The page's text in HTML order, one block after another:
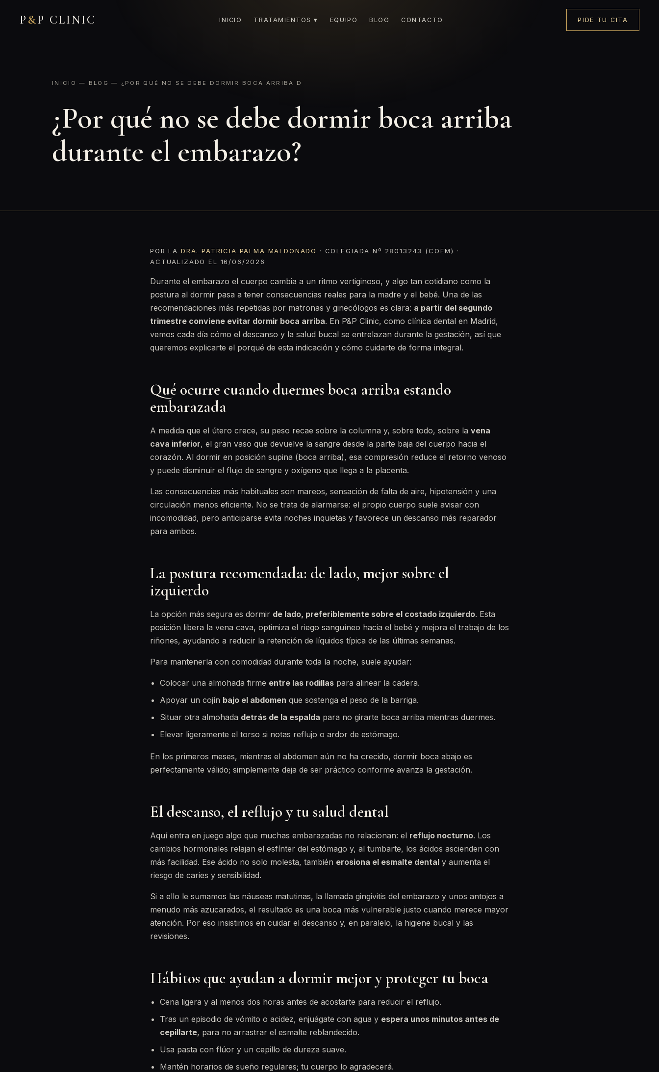
P &P CLINIC INICIO TRATAMIENTOS ▾ EQUIPO BLOG CONTACTO PIDE TU CITA
INICIO — BLOG — ¿POR QUÉ NO SE DEBE DORMIR BOCA ARRIBA D
¿Por qué no se debe dormir boca arriba
durante el embarazo?
POR LA DRA. PATRICIA PALMA MALDONADO
· COLEGIADA Nº 28013243 (COEM) ·
ACTUALIZADO EL 16/06/2026
Durante el embarazo el cuerpo cambia a un ritmo vertiginoso, y algo tan cotidiano como la
postura al dormir pasa a tener consecuencias reales para la madre y el bebé. Una de las
recomendaciones más repetidas por matronas y ginecólogos es clara: a partir del segundo
trimestre conviene evitar dormir boca arriba. En P&P Clinic, como clínica dental en Madrid,
vemos cada día cómo el descanso y la salud bucal se entrelazan durante la gestación, así que
queremos explicarte el porqué de esta indicación y cómo cuidarte de forma integral.
Qué ocurre cuando duermes boca arriba estando
embarazada
A medida que el útero crece, su peso recae sobre la columna y, sobre todo, sobre la vena
cava inferior, el gran vaso que devuelve la sangre desde la parte baja del cuerpo hacia el
corazón. Al dormir en posición supina (boca arriba), esa compresión reduce el retorno venoso
y puede disminuir el flujo de sangre y oxígeno que llega a la placenta.
Las consecuencias más habituales son mareos, sensación de falta de aire, hipotensión y una
circulación menos eficiente. No se trata de alarmarse: el propio cuerpo suele avisar con
incomodidad, pero anticiparse evita noches inquietas y favorece un descanso más reparador
para ambos.
La postura recomendada: de lado, mejor sobre el
izquierdo
La opción más segura es dormir de lado, preferiblemente sobre el costado izquierdo. Esta
posición libera la vena cava, optimiza el riego sanguíneo hacia el bebé y mejora el trabajo de los
riñones, ayudando a reducir la retención de líquidos típica de las últimas semanas.
Para mantenerla con comodidad durante toda la noche, suele ayudar:
Colocar una almohada firme entre las rodillas para alinear la cadera.
Apoyar un cojín bajo el abdomen que sostenga el peso de la barriga.
Situar otra almohada detrás de la espalda para no girarte boca arriba mientras duermes.
Elevar ligeramente el torso si notas reflujo o ardor de estómago.
En los primeros meses, mientras el abdomen aún no ha crecido, dormir boca abajo es
perfectamente válido; simplemente deja de ser práctico conforme avanza la gestación.
El descanso, el reflujo y tu salud dental
Aquí entra en juego algo que muchas embarazadas no relacionan: el reflujo nocturno. Los
cambios hormonales relajan el esfínter del estómago y, al tumbarte, los ácidos ascienden con
más facilidad. Ese ácido no solo molesta, también erosiona el esmalte dental y aumenta el
riesgo de caries y sensibilidad.
Si a ello le sumamos las náuseas matutinas, la llamada gingivitis del embarazo y unos antojos a
menudo más azucarados, el resultado es una boca más vulnerable justo cuando merece mayor
atención. Por eso insistimos en cuidar el descanso y, en paralelo, la higiene bucal y las
revisiones.
Hábitos que ayudan a dormir mejor y proteger tu boca
Cena ligera y al menos dos horas antes de acostarte para reducir el reflujo.
Tras un episodio de vómito o acidez, enjuágate con agua y espera unos minutos antes de
cepillarte, para no arrastrar el esmalte reblandecido.
Usa pasta con flúor y un cepillo de dureza suave.
Mantén horarios de sueño regulares; tu cuerpo lo agradecerá.